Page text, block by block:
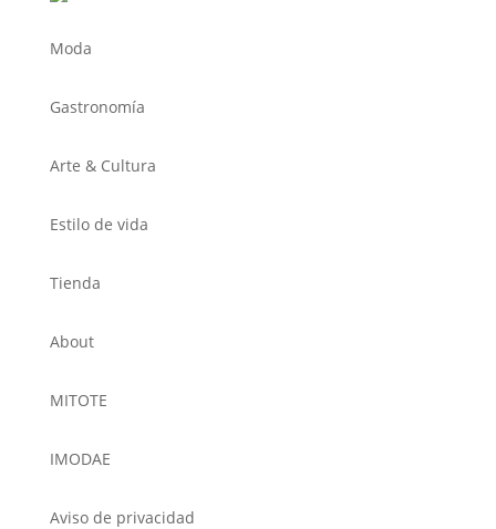
Moda
Gastronomía
Arte & Cultura
Estilo de vida
Tienda
About
MITOTE
IMODAE
Aviso de privacidad